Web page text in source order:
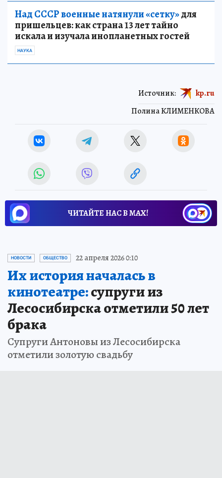
Над СССР военные натянули «сетку»для
пришельцев: как страна 13 лет тайно
искала и изучала инопланетных гостей
НАУКА
Полина КЛИМЕНКОВА
Источник: kp.ru
ЧИТАЙТЕ НАС В МАХ!
НОВОСТИ ОБЩЕСТВО 22 апреля 2026 0:10
Их история началась в
кинотеатре:супруги из
Лесосибирска отметили 50 лет
брака
Супруги Антоновы из Лесосибирска
отметили золотую свадьбу